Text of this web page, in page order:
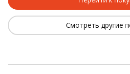
Смотреть другие